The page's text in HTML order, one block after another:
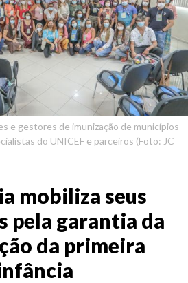
e gestores de imunização de municípios
do UNICEF e parceiros (Foto: JC
mobiliza seus
pela garantia da
da primeira